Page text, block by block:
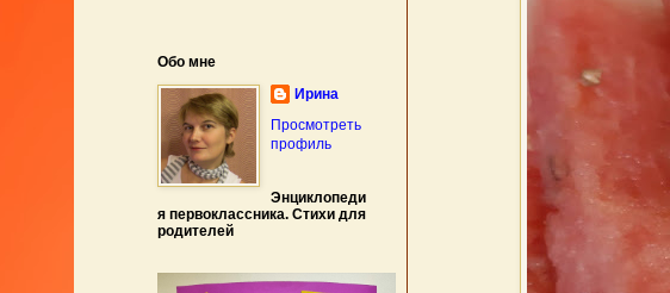
Обо мне
Ирина
Просмотреть
профиль
Энциклопеди
я первоклассника. Стихи для
родителей